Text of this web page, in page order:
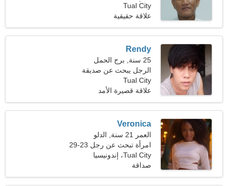
امرأة حالمة
Tual City
علاقة حقيقية
Rendy
25 سنة, برج الحمل
الرجل يبحث عن صديقة
Tual City
علاقة قصيرة الأمد
Veronica
العمر 21 سنة, الدلو
امرأة تبحث عن رجل 23-29
Tual City، إندونيسيا
صداقة